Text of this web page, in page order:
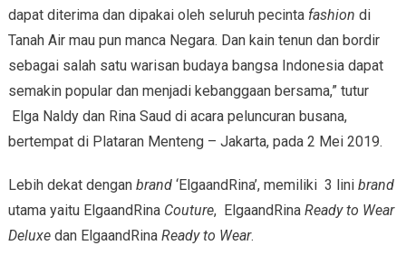
dapat diterima dan dipakai oleh seluruh pecinta fashion di
Tanah Air mau pun manca Negara. Dan kain tenun dan bordir
sebagai salah satu warisan budaya bangsa Indonesia dapat
semakin popular dan menjadi kebanggaan bersama,” tutur
Elga Naldy dan Rina Saud di acara peluncuran busana,
bertempat di Plataran Menteng – Jakarta, pada 2 Mei 2019.
Lebih dekat dengan brand‘ElgaandRina’, memiliki 3 lini brand
utama yaitu ElgaandRinaCouture, ElgaandRina Ready to Wear
Deluxedan ElgaandRina Ready to Wear.